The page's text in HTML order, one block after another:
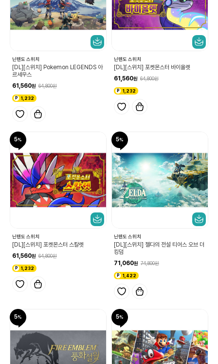
닌텐도 스위치
[DL][스위치] Pokemon LEGENDS 아
르세우스
61,560
64,800
1,232
닌텐도 스위치
[DL][스위치] 포켓몬스터 바이올렛
61,560
64,800
1,232
5
닌텐도 스위치
[DL][스위치] 포켓몬스터 스칼렛
61,560
64,800
1,232
5
닌텐도 스위치
[DL][스위치] 젤다의 전설 티어스 오브 더
킹덤
71,060
74,800
1,422
5 5